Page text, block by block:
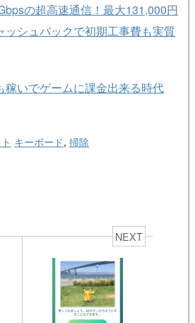
の超高速通信！最大131,000円
ッシュバックで初期工事費も実質
稼いでゲームに課金出来る時代
キーボード, 掃除
NEXT